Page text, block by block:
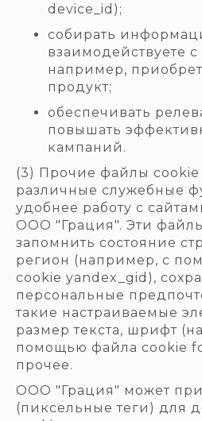
device_id);
собирать
взаимодействуете
например,
продукт;
обеспечивать
повышать
кампаний.
(3) Прочие файлы
различные служебные
удобнее работу с
ООО "Грация". Эти
запомнить состояние
регион (например, с
cookie yandex_gid),
персональные
такие настраиваемые
размер текста, шрифт
помощью файла cookie
прочее.
ООО "Грация" может
(пиксельные теги) для